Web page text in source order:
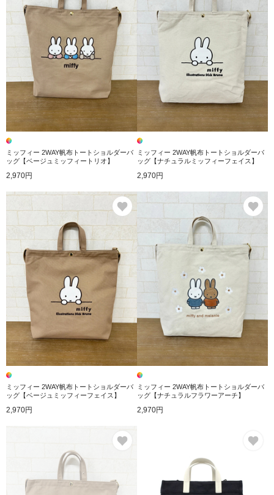
ミッフィー 2WAY帆布トートショルダーバ
ッグ【ベージュミッフィートリオ】
2,970円
ミッフィー 2WAY帆布トートショルダーバ
ッグ【ナチュラルミッフィーフェイス】
2,970円
ミッフィー 2WAY帆布トートショルダーバ
ッグ【ベージュミッフィーフェイス】
2,970円
ミッフィー 2WAY帆布トートショルダーバ
ッグ【ナチュラルフラワーアーチ】
2,970円